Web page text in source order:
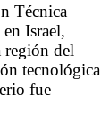
Técnica
Israel,
región del
tecnológica
fue